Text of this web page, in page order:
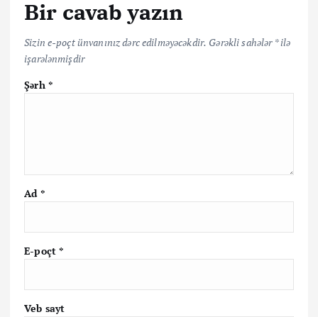
Bir cavab yazın
Sizin e-poçt ünvanınız dərc edilməyəcəkdir. Gərəkli sahələr *ilə
işarələnmişdir
Şərh *
Ad *
E-poçt*
Veb sayt